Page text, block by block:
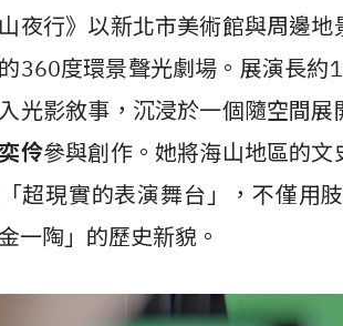
山夜行》以新北市美術館與周邊
360度環景聲光劇場。展演長約
光影敘事，沉浸於一個隨空間
伶參與創作。她將海山地區的
超現實的表演舞台」，不僅用
金一陶」的歷史新貌。